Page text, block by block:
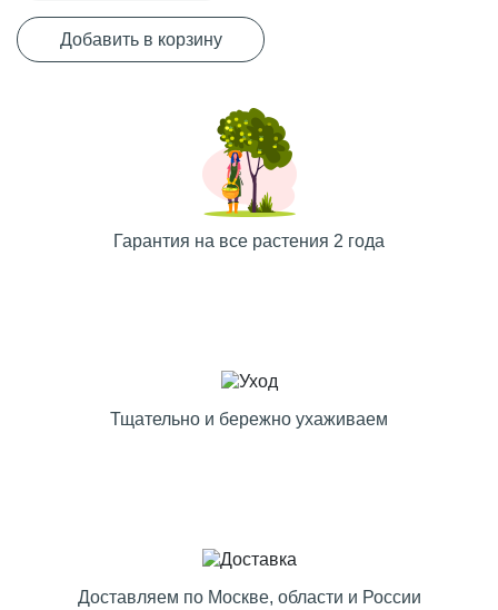
Добавить в корзину
Гарантия на все растения 2 года
Тщательно и бережно ухаживаем
Доставляем по Москве, области и России